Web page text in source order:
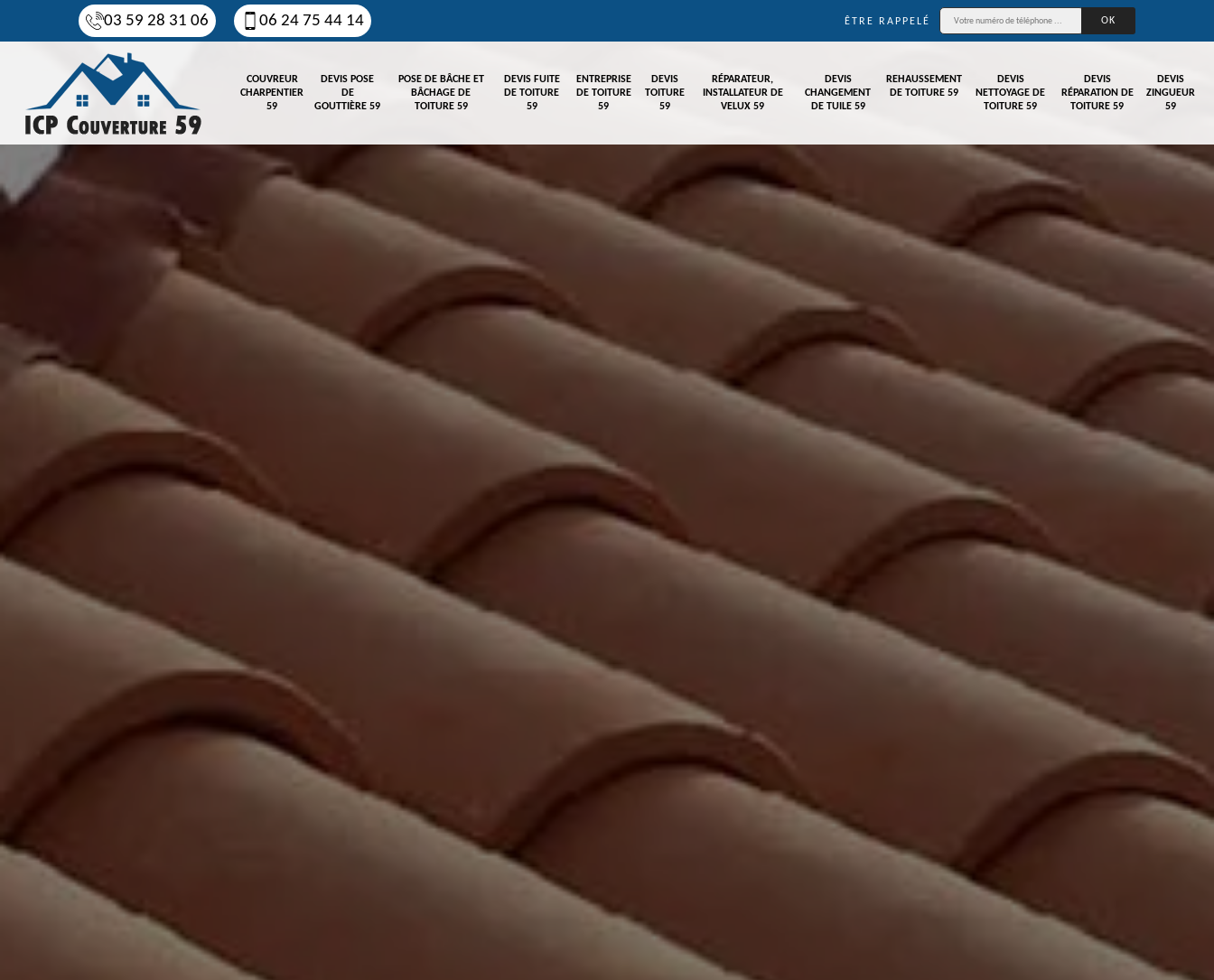
03 59 28 31 06 06 24 75 44 14 ÊTRE RAPPELÉ
COUVREUR
CHARPENTIER
59
DEVIS POSE
DE
GOUTTIÈRE 59
POSE DE BÂCHE ET
BÂCHAGE DE
TOITURE 59
DEVIS FUITE
DE TOITURE
59
ENTREPRISE
DE TOITURE
59
DEVIS
TOITURE
59
RÉPARATEUR,
INSTALLATEUR DE
VELUX 59
DEVIS
CHANGEMENT
DE TUILE 59
REHAUSSEMENT
DE TOITURE 59
DEVIS
NETTOYAGE DE
TOITURE 59
DEVIS
RÉPARATION DE
TOITURE 59
DEVIS
ZINGUEUR
59